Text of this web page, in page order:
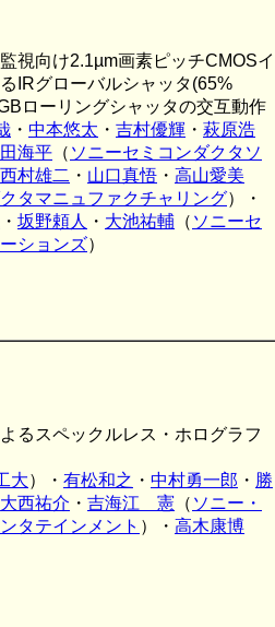
視向け2.1µm画素ピッチCMOSイ
IRグローバルシャッタ(65%
ローリングシャッタの交互動作
・ 中本悠太 ・ 吉村優輝 ・ 萩原浩
海平 （ ソニーセミコンダクタソ
西村雄二 ・ 山口真悟 ・ 高山愛美
タマニュファクチャリング）・
・ 坂野頼人 ・ 大池祐輔 （ ソニーセ
ションズ）
るスペックルレス・ホログラフ
大）・ 有松和之 ・ 中村勇一郎 ・ 勝
大西祐介 ・ 吉海江 憲 （ ソニー・
タテインメント ）・ 高木康博